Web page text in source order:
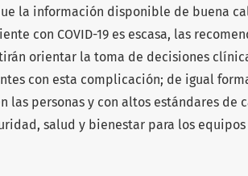
la información disponible de buena
con COVID-19 es escasa, las
orientar la toma de decisiones
con esta complicación; de igual
las personas y con altos estándares de
salud y bienestar para los